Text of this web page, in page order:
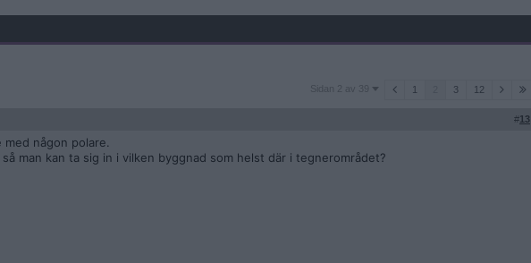
Sidan
Sidan 2 av 39 1 3 12
#13
någon polare.
man kan ta sig in i vilken byggnad som helst där i tegnerområdet?